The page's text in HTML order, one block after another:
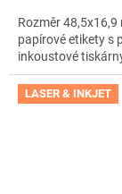
Rozměr
papírové etikety s
inkoustové
LASER & INKJET